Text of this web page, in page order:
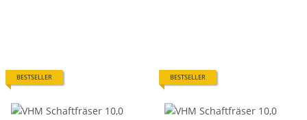
BESTSELLER BESTSELLER